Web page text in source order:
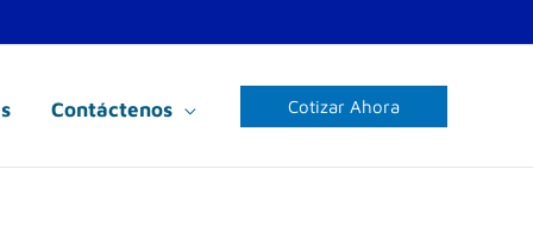
Contáctenos Cotizar Ahora